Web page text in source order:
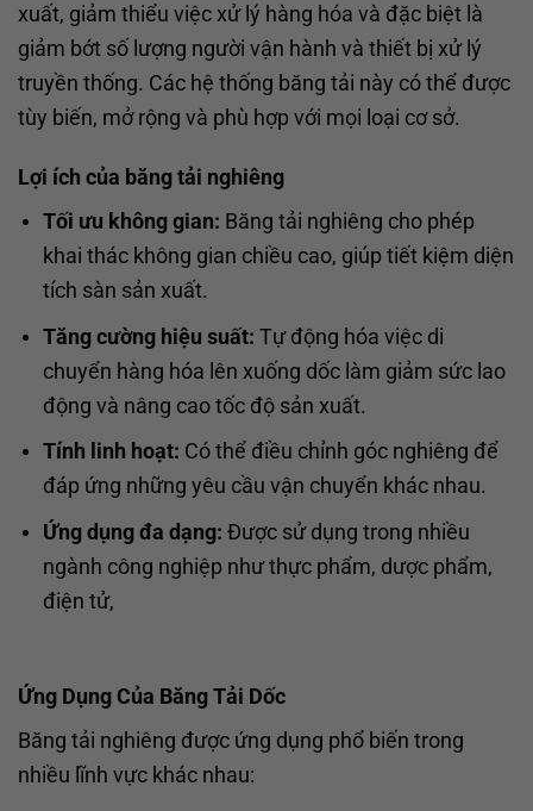
xuất, giảm thiểu việc xử lý hàng hóa và đặc biệt là
giảm bớt số lượng người vận hành và thiết bị xử lý
truyền thống. Các hệ thống băng tải này có thể được
tùy biến, mở rộng và phù hợp với mọi loại cơ sở.
Lợi ích của băng tải nghiêng
Tối ưu không gian: Băng tải nghiêng cho phép
khai thác không gian chiều cao, giúp tiết kiệm diện
tích sàn sản xuất.
Tăng cường hiệu suất: Tự động hóa việc di
chuyển hàng hóa lên xuống dốc làm giảm sức lao
động và nâng cao tốc độ sản xuất.
Tính linh hoạt: Có thể điều chỉnh góc nghiêng để
đáp ứng những yêu cầu vận chuyển khác nhau.
Ứng dụng đa dạng: Được sử dụng trong nhiều
ngành công nghiệp như thực phẩm, dược phẩm,
điện tử,
Ứng Dụng Của Băng Tải Dốc
Băng tải nghiêng được ứng dụng phổ biến trong
nhiều lĩnh vực khác nhau: